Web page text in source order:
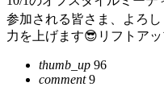
参加される皆さま、よろし
力を上げます😎リフトア
thumb_up 96
comment9